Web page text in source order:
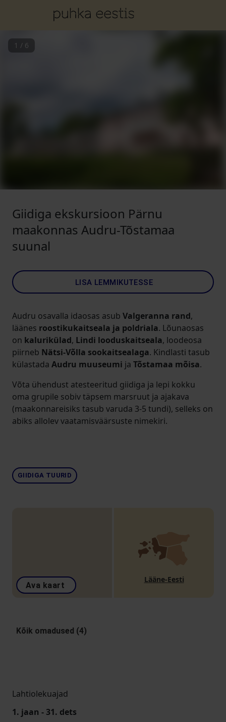
1 / 6
Giidiga ekskursioon Pärnu
maakonnas Audru-Tõstamaa
suunal
LISA LEMMIKUTESSE
Audru osavalla idaosas asub Valgeranna rand,
läänes roostikukaitseala ja poldriala. Lõunaosas
on kalurikülad, Lindi looduskaitseala, loodeosa
piirneb Nätsi-Võlla sookaitsealaga. Kindlasti tasub
külastada Audru muuseumi ja Tõstamaa mõisa.
Võta ühendust atesteeritud giidiga ja lepi kokku
oma grupile sobiv täpsem marsruut ja ajakava
(maakonnareisiks tasub varuda 3-5 tundi), selleks on
abiks allolev vaatamisväärsuste nimekiri.
GIIDIGA TUURID
Ava kaart
Lääne-Eesti
Kõik omadused (4)
Lahtiolekuajad
1. jaan - 31. dets